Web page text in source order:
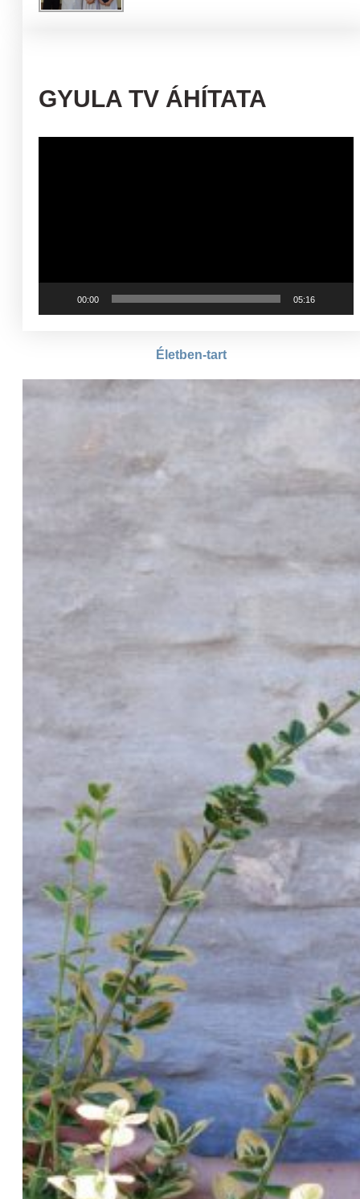
GYULA TV ÁHÍTATA
00:00 05:16
Életben-tart